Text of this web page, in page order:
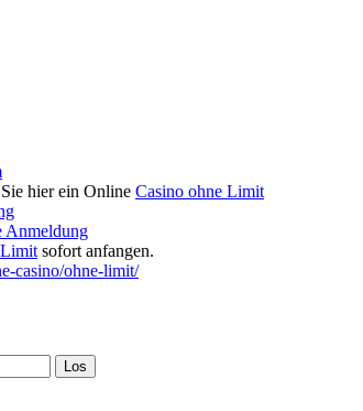
hier ein Online Casino ohne Limit
Anmeldung
sofort anfangen.
casino/ohne-limit/